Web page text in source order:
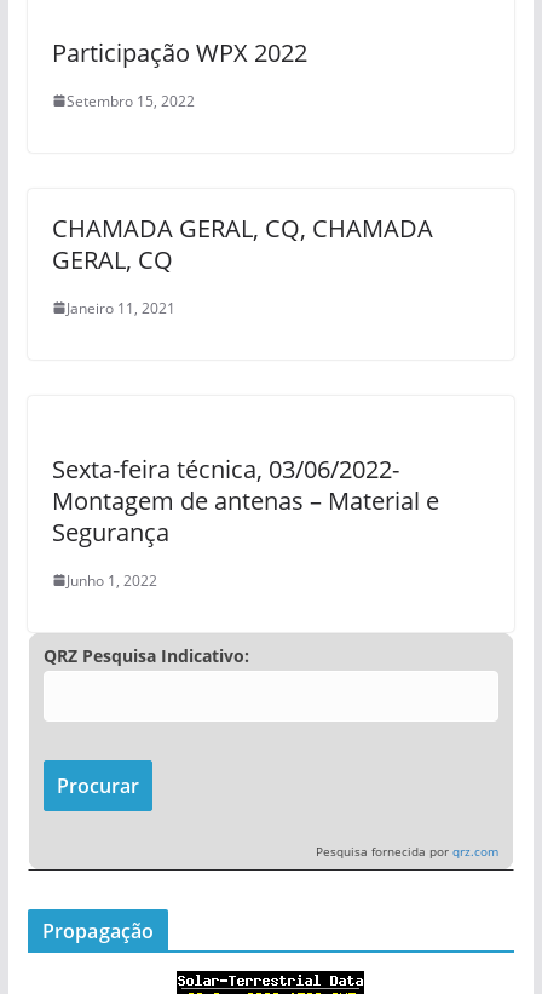
Participação WPX 2022
Setembro 15, 2022
CHAMADA GERAL, CQ, CHAMADA
GERAL, CQ
Janeiro 11, 2021
Sexta-feira técnica, 03/06/2022-
Montagem de antenas – Material e
Segurança
Junho 1, 2022
QRZ Pesquisa Indicativo:
Pesquisa fornecida por qrz.com
Propagação